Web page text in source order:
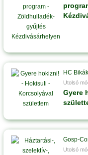
HC Bikák
Utolsó
Gyere
Gosp-
Utolsó